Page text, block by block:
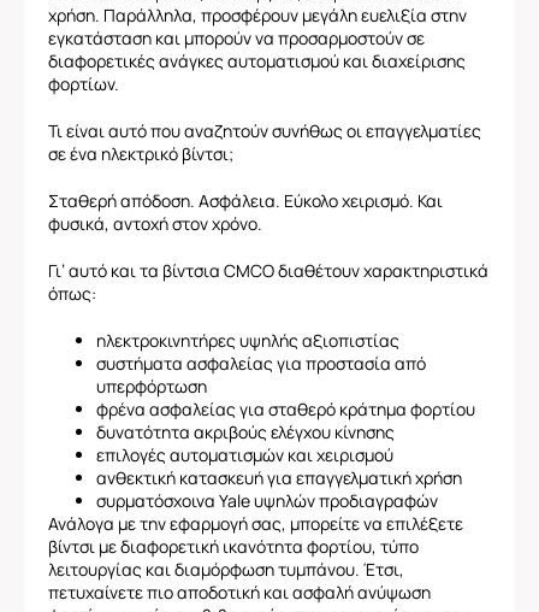
χρήση. Παράλληλα, προσφέρουν μεγάλη ευελιξία στην
εγκατάσταση και μπορούν να προσαρμοστούν σε
διαφορετικές ανάγκες αυτοματισμού και διαχείρισης
φορτίων.
Τι είναι αυτό που αναζητούν συνήθως οι επαγγελματίες
σε ένα ηλεκτρικό βίντσι;
Σταθερή απόδοση. Ασφάλεια. Εύκολο χειρισμό. Και
φυσικά, αντοχή στον χρόνο.
Γι’ αυτό και τα βίντσια CMCO διαθέτουν χαρακτηριστικά
όπως:
ηλεκτροκινητήρες υψηλής αξιοπιστίας
συστήματα ασφαλείας για προστασία από
υπερφόρτωση
φρένα ασφαλείας για σταθερό κράτημα φορτίου
δυνατότητα ακριβούς ελέγχου κίνησης
επιλογές αυτοματισμών και χειρισμού
ανθεκτική κατασκευή για επαγγελματική χρήση
συρματόσχοινα Yale υψηλών προδιαγραφών
Ανάλογα με την εφαρμογή σας, μπορείτε να επιλέξετε
βίντσι με διαφορετική ικανότητα φορτίου, τύπο
λειτουργίας και διαμόρφωση τυμπάνου. Έτσι,
πετυχαίνετε πιο αποδοτική και ασφαλή ανύψωση